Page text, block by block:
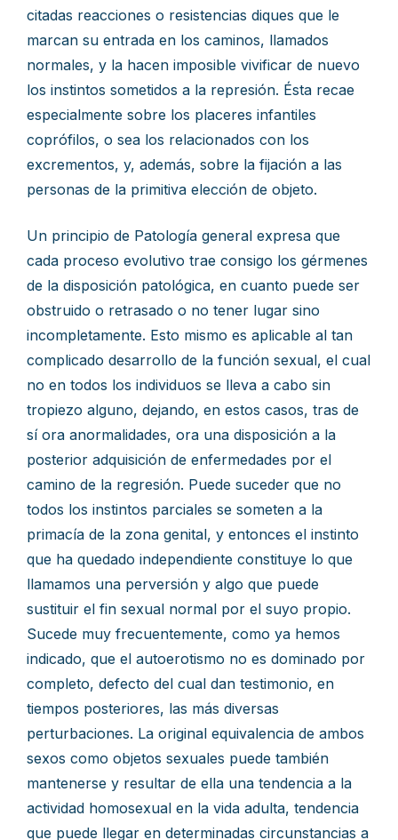
citadas reacciones o resistencias diques que le
marcan su entrada en los caminos, llamados
normales, y la hacen imposible vivificar de nuevo
los instintos sometidos a la represión. Ésta recae
especialmente sobre los placeres infantiles
coprófilos, o sea los relacionados con los
excrementos, y, además, sobre la fijación a las
personas de la primitiva elección de objeto.
Un principio de Patología general expresa que
cada proceso evolutivo trae consigo los gérmenes
de la disposición patológica, en cuanto puede ser
obstruido o retrasado o no tener lugar sino
incompletamente. Esto mismo es aplicable al tan
complicado desarrollo de la función sexual, el cual
no en todos los individuos se lleva a cabo sin
tropiezo alguno, dejando, en estos casos, tras de
sí ora anormalidades, ora una disposición a la
posterior adquisición de enfermedades por el
camino de la regresión. Puede suceder que no
todos los instintos parciales se someten a la
primacía de la zona genital, y entonces el instinto
que ha quedado independiente constituye lo que
llamamos una perversión y algo que puede
sustituir el fin sexual normal por el suyo propio.
Sucede muy frecuentemente, como ya hemos
indicado, que el autoerotismo no es dominado por
completo, defecto del cual dan testimonio, en
tiempos posteriores, las más diversas
perturbaciones. La original equivalencia de ambos
sexos como objetos sexuales puede también
mantenerse y resultar de ella una tendencia a la
actividad homosexual en la vida adulta, tendencia
que puede llegar en determinadas circunstancias a